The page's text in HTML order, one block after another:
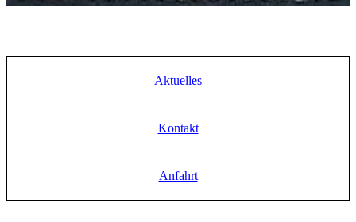
Aktuelles
Kontakt
Anfahrt